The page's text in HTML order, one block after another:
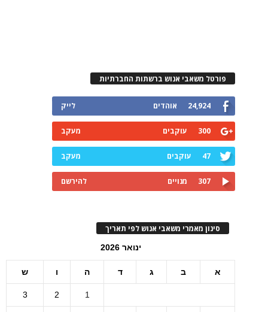
פורטל משאבי אנוש ברשתות החברתיות
24,924 אוהדים לייק
300 עוקבים מעקב
47 עוקבים מעקב
307 מנויים להירשם
סינון מאמרי משאבי אנוש לפי תאריך
ינואר 2026
א ב ג ד ה ו ש
1
2
3